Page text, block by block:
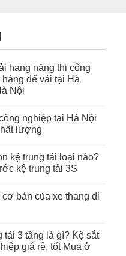
hạng nặng thi công
hàng để vải tại Hà
Nội
nghiệp tại Hà Nội
lượng
kệ trung tải loại nào?
kệ trung tải 3S
cơ bản của xe thang di
tải 3 tầng là gì? Kệ sắt
giá rẻ, tốt Mua ở